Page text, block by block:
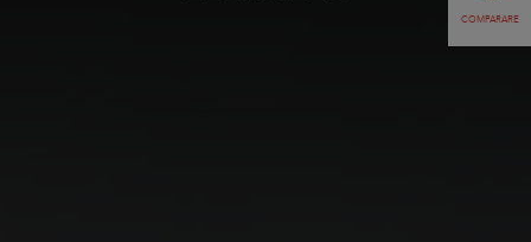
COMPARARE